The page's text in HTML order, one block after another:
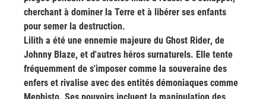
cherchant à dominer la Terre et à libérer ses enfants
pour semer la destruction.
Lilith a été une ennemie majeure du Ghost Rider, de
Johnny Blaze, et d'autres héros surnaturels. Elle tente
fréquemment de s'imposer comme la souveraine des
enfers et rivalise avec des entités démoniaques comme